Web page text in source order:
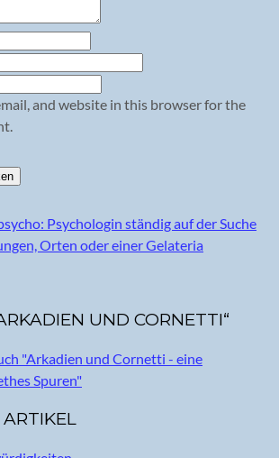
and website in this browser for the
UND CORNETTI“